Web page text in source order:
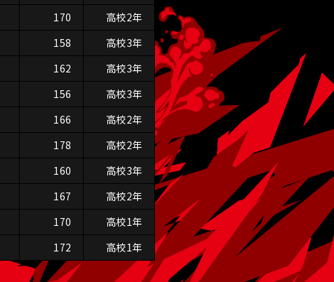
170
高校2年
158
高校3年
162
高校3年
156
高校3年
166
高校2年
178
高校2年
160
高校3年
167
高校2年
170
高校1年
172 高校1年